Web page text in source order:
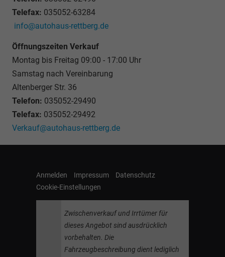
Telefax: 035052-63284
info@autohaus-rettberg.de
Öffnungszeiten Verkauf
Montag bis Freitag 09:00 - 17:00 Uhr
Samstag nach Vereinbarung
Altenberger Str. 36
Telefon: 035052-29490
Telefax: 035052-29492
Verkauf@autohaus-rettberg.de
Anmelden Impressum
Datenschutz
Cookie-Einstellungen
Zwischenverkauf und Irrtümer für
dieses Angebot sind ausdrücklich
vorbehalten. Die
Fahrzeugbeschreibung dient lediglich